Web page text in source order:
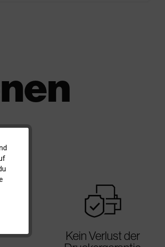
warranty
Kein Verlust der